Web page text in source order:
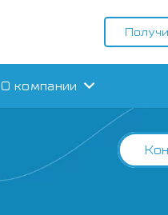
О компании